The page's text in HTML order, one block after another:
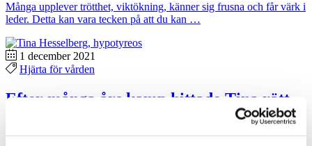
Många upplever trötthet, viktökning, känner sig frusna och får värk i
leder. Detta kan vara tecken på att du kan …
1 december 2021
Hjärta för vården
Efter många års kamp hittade Tina rätt
hypotyreos